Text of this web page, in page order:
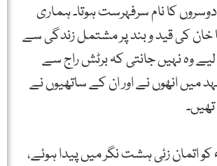
کا نام سرفہرست ہوتا۔ ہماری
خان کی قید و بند پر مشتمل زندگی سے
وہ نہیں جانتی کہ برٹش راج سے
میں انھوں نے اور ان کے ساتھیوں نے
فروری 1890ء کو اتمان زئی ہشت نگر میں پیدا ہوئے،